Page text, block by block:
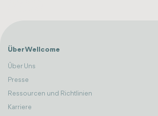
Über Wellcome
Über Uns
Presse
Ressourcen und Richtlinien
Karriere